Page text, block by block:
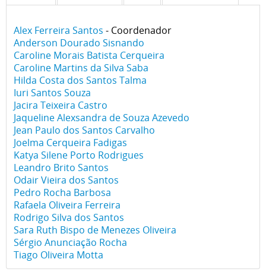
Alex Ferreira Santos - Coordenador
Anderson Dourado Sisnando
Caroline Morais Batista Cerqueira
Caroline Martins da Silva Saba
Hilda Costa dos Santos Talma
Iuri Santos Souza
Jacira Teixeira Castro
Jaqueline Alexsandra de Souza Azevedo
Jean Paulo dos Santos Carvalho
Joelma Cerqueira Fadigas
Katya Silene Porto Rodrigues
Leandro Brito Santos
Odair Vieira dos Santos
Pedro Rocha Barbosa
Rafaela Oliveira Ferreira
Rodrigo Silva dos Santos
Sara Ruth Bispo de Menezes Oliveira
Sérgio Anunciação Rocha
Tiago Oliveira Motta